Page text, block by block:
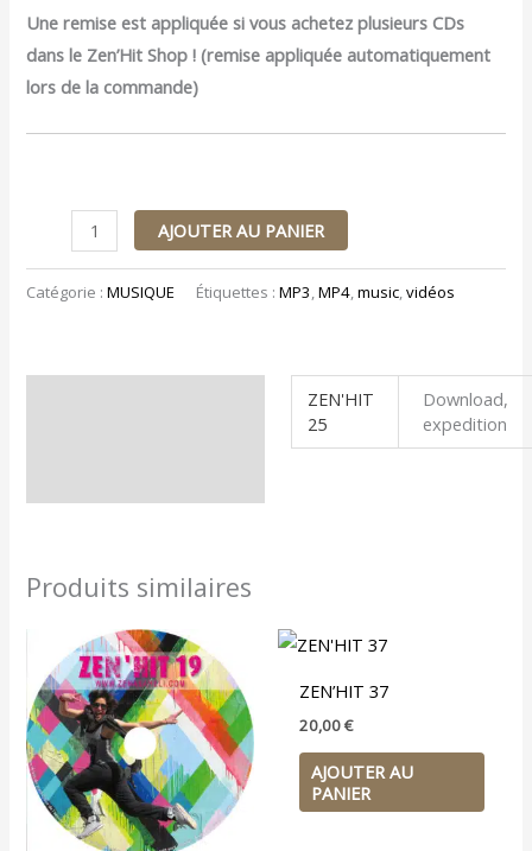
Une remise est appliquée si vous achetez plusieurs CDs
dans le Zen’Hit Shop ! (remise appliquée automatiquement
lors de la commande)
AJOUTER AU PANIER
Catégorie :MUSIQUE Étiquettes :MP3,MP4,music,vidéos
ZEN'HIT
25
Download,
expedition
Produits similaires
ZEN’HIT 37
20,00€
AJOUTER AU
PANIER